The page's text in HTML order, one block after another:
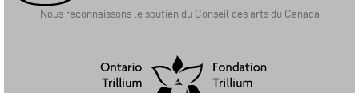
Nous reconnaissons le soutien du Conseil des arts du Canada